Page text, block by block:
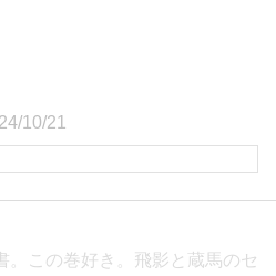
10/21
。この巻好き。飛影と蔵馬のセ